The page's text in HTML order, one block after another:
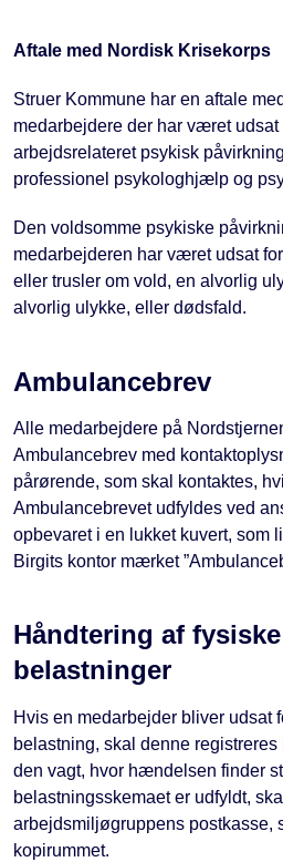
Aftale med Nordisk Krisekorps
Struer Kommune har en aftale
medarbejdere der har været udsat
arbejdsrelateret psykisk
professionel psykologhjælp og
Den voldsomme psykiske
medarbejderen har været udsat
eller trusler om vold, en alvorlig
alvorlig ulykke, eller dødsfald.
Ambulancebrev
Alle medarbejdere på
Ambulancebrev med
pårørende, som skal kontaktes,
Ambulancebrevet udfyldes ved
opbevaret i en lukket kuvert, som
Birgits kontor mærket
Håndtering af
belastninger
Hvis en medarbejder bliver udsat
belastning, skal denne
den vagt, hvor hændelsen finder
belastningsskemaet er udfyldt,
arbejdsmiljøgruppens postkasse,
kopirummet.